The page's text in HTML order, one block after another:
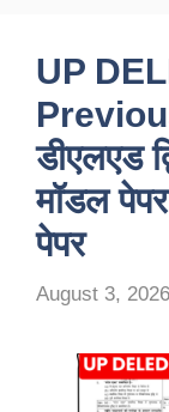
UP
डीएलएड
मॉडल
पेपर
August 3, 2026